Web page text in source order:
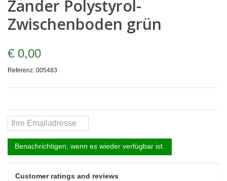
Zander Polystyrol-
Zwischenboden grün
€ 0,00
Referenz: 005483
Benachrichtigen, wenn es wieder verfügbar ist.
Customer ratings and reviews